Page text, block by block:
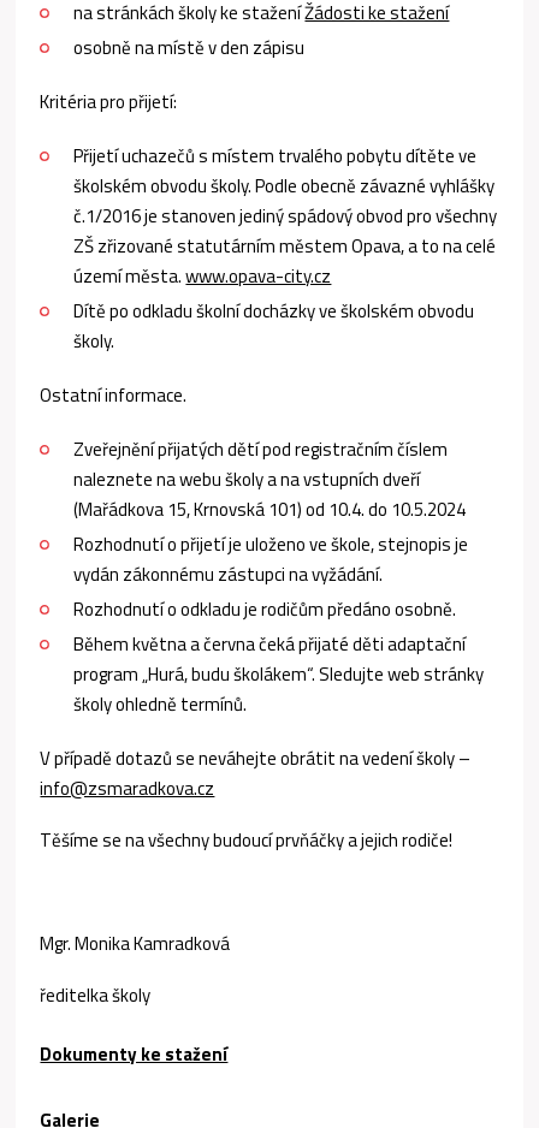
na stránkách školy ke staženíŽádosti ke stažení
osobně na místě v den zápisu
Kritéria pro přijetí:
Přijetí uchazečů s místem trvalého pobytu dítěte ve
školském obvodu školy. Podle obecně závazné vyhlášky
č.1/2016 je stanoven jediný spádový obvod pro všechny
ZŠ zřizované statutárním městem Opava, a to na celé
území města.www.opava-city.cz
Dítě po odkladu školní docházky ve školském obvodu
školy.
Ostatní informace.
Zveřejnění přijatých dětí pod registračním číslem
naleznete na webu školy a na vstupních dveří
(Mařádkova 15, Krnovská 101) od 10.4. do 10.5.2024
Rozhodnutí o přijetí je uloženo ve škole, stejnopis je
vydán zákonnému zástupci na vyžádání.
Rozhodnutí o odkladu je rodičům předáno osobně.
Během května a června čeká přijaté děti adaptační
program „Hurá, budu školákem“. Sledujte web stránky
školy ohledně termínů.
V případě dotazů se neváhejte obrátit na vedení školy –
info@zsmaradkova.cz
Těšíme se na všechny budoucí prvňáčky a jejich rodiče!
Mgr. Monika Kamradková
ředitelka školy
Dokumenty ke stažení
Galerie